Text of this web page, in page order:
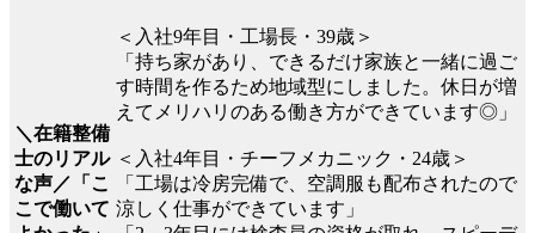
＼在籍整備
士のリアル
な声／「こ
こで働いて
＜入社9年目・工場長・39歳＞
「持ち家があり、できるだけ家族と一緒に過ご
す時間を作るため地域型にしました。休日が増
えてメリハリのある働き方ができています◎」
＜入社4年目・チーフメカニック・24歳＞
「工場は冷房完備で、空調服も配布されたので
涼しく仕事ができています」